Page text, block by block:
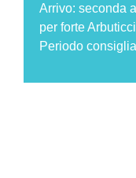
Arrivo: seconda
per forte Arbuticci
Periodo